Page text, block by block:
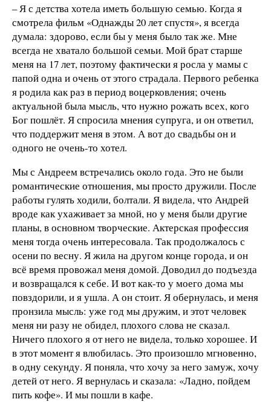
– Я с детства хотела иметь большую семью. Когда я
смотрела фильм «Однажды 20 лет спустя», я всегда
думала: здорово, если бы у меня было так же. Мне
всегда не хватало большой семьи. Мой брат старше
меня на 17 лет, поэтому фактически я росла у мамы с
папой одна и очень от этого страдала. Первого ребенка
я родила как раз в период воцерковления; очень
актуальной была мысль, что нужно рожать всех, кого
Бог пошлёт. Я спросила мнения супруга, и он ответил,
что поддержит меня в этом. А вот до свадьбы он и
одного не очень-то хотел.
Мы с Андреем встречались около года. Это не были
романтические отношения, мы просто дружили. После
работы гулять ходили, болтали. Я видела, что Андрей
вроде как ухаживает за мной, но у меня были другие
планы, в основном творческие. Актерская профессия
меня тогда очень интересовала. Так продолжалось с
осени по весну. Я жила на другом конце города, и он
всё время провожал меня домой. Доводил до подъезда
и возвращался к себе. И вот как-то у моего дома мы
повздорили, и я ушла. А он стоит. Я обернулась, и меня
пронзила мысль: уже год мы дружим, и этот человек
меня ни разу не обидел, плохого слова не сказал.
Ничего плохого я от него не видела, только хорошее. И
в этот момент я влюбилась. Это произошло мгновенно,
в одну секунду. Я поняла, что хочу за него замуж, хочу
детей от него. Я вернулась и сказала: «Ладно, пойдем
пить кофе». И мы пошли в кафе.